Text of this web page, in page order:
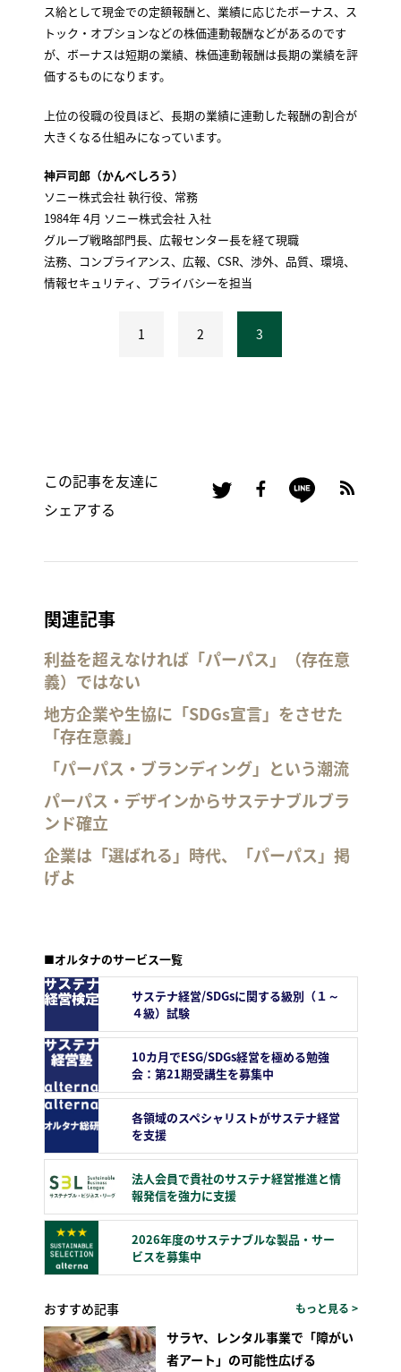
ス給として現金での定額報酬と、業績に応じたボーナス、ス
トック・オプションなどの株価連動報酬などがあるのです
が、ボーナスは短期の業績、株価連動報酬は長期の業績を評
価するものになります。
上位の役職の役員ほど、長期の業績に連動した報酬の割合が
大きくなる仕組みになっています。
神戸司郎（かんべしろう）
ソニー株式会社 執行役、常務
1984年 4月 ソニー株式会社 入社
グループ戦略部門長、広報センター長を経て現職
法務、コンプライアンス、広報、CSR、渉外、品質、環境、
情報セキュリティ、プライバシーを担当
1 2 3
この記事を友達に
シェアする
関連記事
利益を超えなければ「パーパス」（存在意
義）ではない
地方企業や生協に「SDGs宣言」をさせた
「存在意義」
「パーパス・ブランディング」という潮流
パーパス・デザインからサステナブルブラ
ンド確立
企業は「選ばれる」時代、「パーパス」掲
げよ
■オルタナのサービス一覧
サステナ経営/SDGsに関する級別（１～
４級）試験
10カ月でESG/SDGs経営を極める勉強
会：第21期受講生を募集中
各領域のスペシャリストがサステナ経営
を支援
法人会員で貴社のサステナ経営推進と情
報発信を強力に支援
2026年度のサステナブルな製品・サー
ビスを募集中
おすすめ記事 もっと見る >
サラヤ、レンタル事業で「障がい
者アート」の可能性広げる